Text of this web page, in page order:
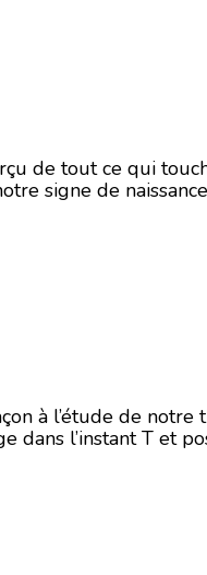
de tout ce qui
signe de
à l’étude de
dans l’instant T et